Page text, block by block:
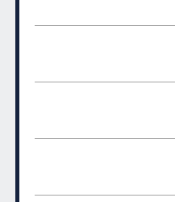
(חובה)
(חובה)